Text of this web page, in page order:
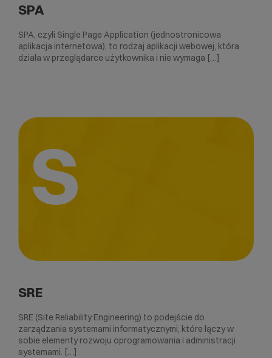
SPA
SPA, czyli Single Page Application (jednostronicowa
aplikacja internetowa), to rodzaj aplikacji webowej, która
działa w przeglądarce użytkownika i nie wymaga […]
S
SRE
SRE (Site Reliability Engineering) to podejście do
zarządzania systemami informatycznymi, które łączy w
sobie elementy rozwoju oprogramowania i administracji
systemami. […]